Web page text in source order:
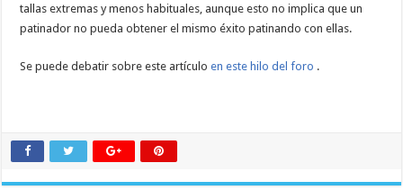
tallas extremas y menos habituales, aunque esto no implica que un
patinador no pueda obtener el mismo éxito patinando con ellas.
Se puede debatir sobre este artículoen este hilo del foro .